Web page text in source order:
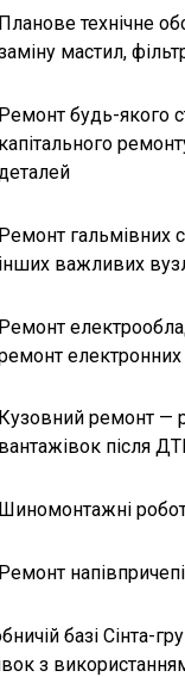
Планове технічне
мастил,
Ремонт будь-якого
капітального
Ремонт гальмівних
інших важливих
Ремонт
Кузовний ремонт —
вантажівок після
Шиномонтажні
Ремонт
базі Сінта-
з